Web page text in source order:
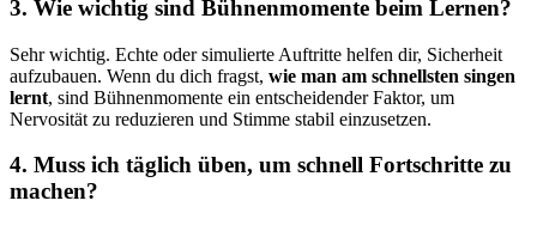
3. Wie wichtig sind Bühnenmomente beim Lernen?
Sehr wichtig. Echte oder simulierte Auftritte helfen dir, Sicherheit
aufzubauen. Wenn du dich fragst, wie man am schnellsten singen
lernt, sind Bühnenmomente ein entscheidender Faktor, um
Nervosität zu reduzieren und Stimme stabil einzusetzen.
4. Muss ich täglich üben, um schnell Fortschritte zu
machen?